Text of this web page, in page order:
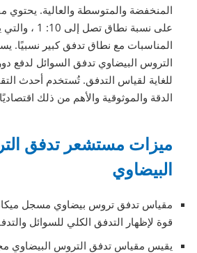
المنخفضة والمتوسطة والعالية.
على نسبة نطاق
المناسبات مع نطاق تدفق كبير نسبيًا.
التروس البيضاوي تدفق السوائل لدفع
للغاية لقياس التدفق. تُستخدم أحدث
الدقة والموثوقية والأهم من ذلك
ميزات مستشعر تدفق
البيضاوي
مقياس تدفق تروس بيضاوي مسجل
قوة لإظهار التدفق الكلي للسوائل
يقيس مقياس تدفق التروس البيضاوي